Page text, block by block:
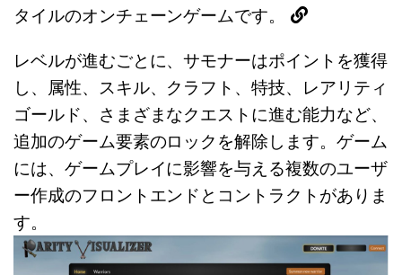
タイルのオンチェーンゲームです。
レベルが進むごとに、サモナーはポイントを獲得
し、属性、スキル、クラフト、特技、レアリティ
ゴールド、さまざまなクエストに進む能力など、
追加のゲーム要素のロックを解除します。ゲーム
には、ゲームプレイに影響を与える複数のユーザ
ー作成のフロントエンドとコントラクトがありま
す。